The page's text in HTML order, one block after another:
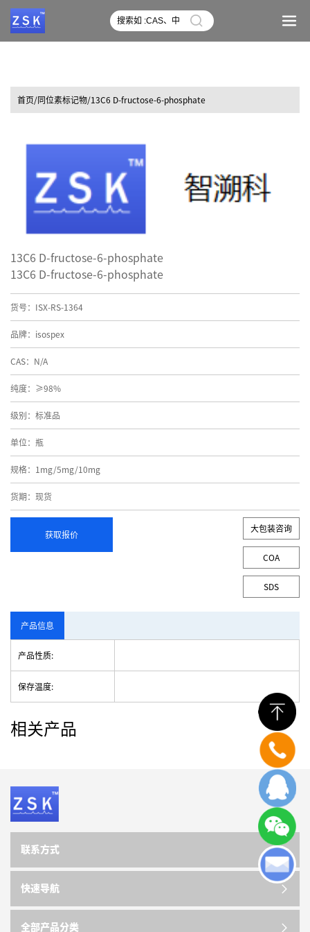
首页/同位素标记物/13C6 D-fructose-6-phosphate
13C6 D-fructose-6-phosphate
13C6 D-fructose-6-phosphate
货号：ISX-RS-1364
品牌：isospex
CAS：N/A
纯度：≥98%
级别：标准品
单位：瓶
规格：1mg/5mg/10mg
货期：现货
获取报价
大包装咨询
COA
SDS
产品信息
产品性质:
保存温度:
相关产品
联系方式
快速导航
全部产品分类